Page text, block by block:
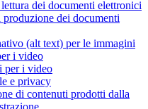
dei documenti elettronici
dei documenti
(alt text) per le immagini
i video
per i video
e privacy
di contenuti prodotti dalla